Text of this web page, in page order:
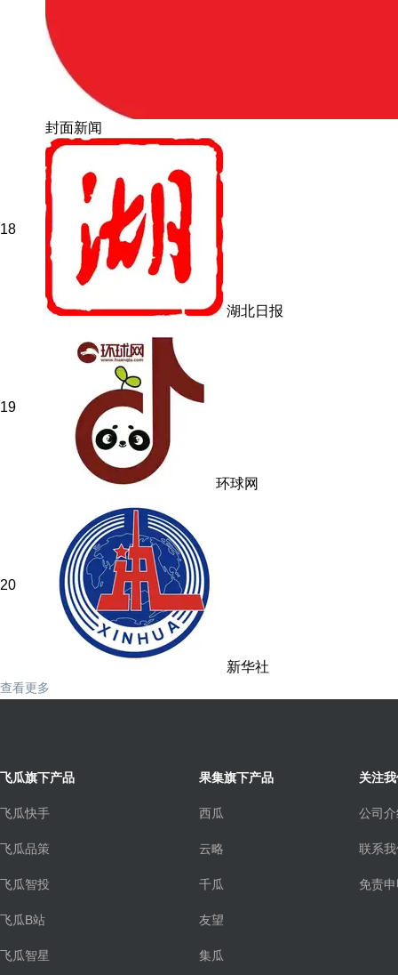
封面新闻
18
湖北日报
19
环球网
20
新华社
查看更多
飞瓜旗下产品
飞瓜快手
飞瓜品策
飞瓜智投
飞瓜B站
飞瓜智星
果集旗下产品
西瓜
云略
千瓜
友望
集瓜
关注
公司
联系
免责